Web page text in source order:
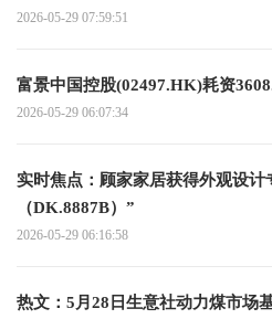
2026-05-29 07:59:51
富景中国控股(02497.HK)耗资
2026-05-29 06:07:34
实时焦点：顾家家居获得外观设计
（DK.8887B）”
2026-05-29 06:16:58
热文：5月28日生意社动力煤市场